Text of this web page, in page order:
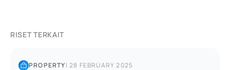
RISET TERKAIT
PROPERTY|28 FEBRUARY 2025